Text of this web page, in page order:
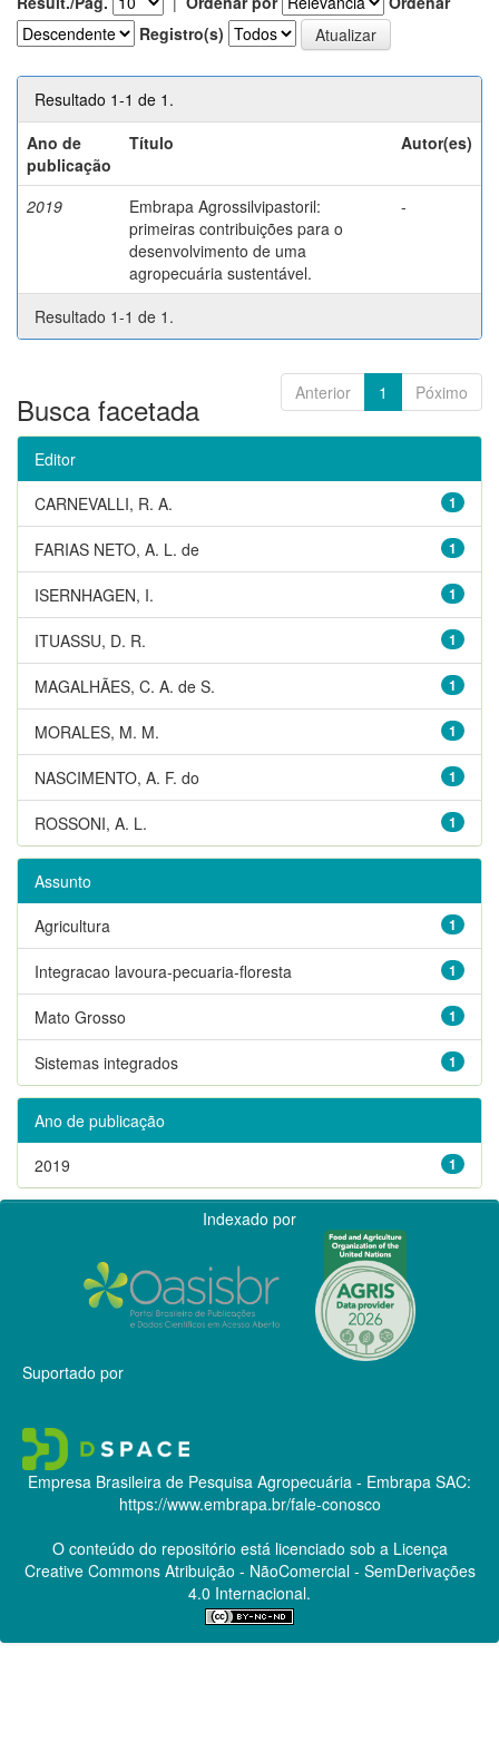
Registro(s)
Resultado 1-1 de 1.
Ano de
publicação
Título Autor(es)
2019
Embrapa Agrossilvipastoril:
primeiras contribuições para o
desenvolvimento de uma
agropecuária sustentável.
-
Resultado 1-1 de 1.
Anterior 1 Póximo
Busca facetada
Editor
1
CARNEVALLI, R. A.
1
FARIAS NETO, A. L. de
1
ISERNHAGEN, I.
1
ITUASSU, D. R.
1
MAGALHÃES, C. A. de S.
1
MORALES, M. M.
1
NASCIMENTO, A. F. do
1
ROSSONI, A. L.
Assunto
1
Agricultura
1
Integracao lavoura-pecuaria-floresta
1
Mato Grosso
1
Sistemas integrados
Ano de publicação
1
2019
Indexado por
Suportado por
Empresa Brasileira de Pesquisa Agropecuária - Embrapa SAC:
https://www.embrapa.br/fale-conosco
O conteúdo do repositório está licenciado sob a Licença
Creative CommonsAtribuição - NãoComercial - SemDerivações
4.0 Internacional.